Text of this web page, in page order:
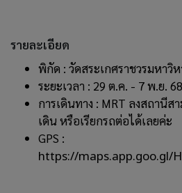
รายละเอียด
พิกัด : วัดสระเกศราชวรมหาวิ
ระยะเวลา : 29 ต.ค. - 7 พ.ย. 68
การเดินทาง : MRT ลงสถานีส
เดิน หรือเรียกรถต่อได้เลยค่ะ
GPS :
https://maps.app.goo.gl/